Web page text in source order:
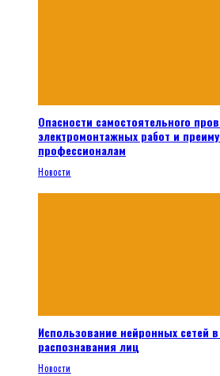
Опасности самостоятельного
электромонтажных работ и
профессионалам
Новости
Использование нейронных сетей
распознавания лиц
Новости